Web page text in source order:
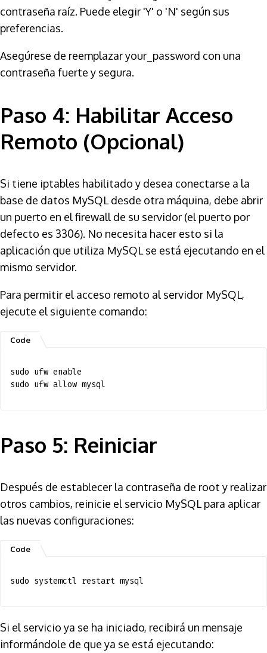
contraseña raíz. Puede elegir 'Y' o 'N' según sus
preferencias.
Asegúrese de reemplazar your_password con una
contraseña fuerte y segura.
Paso 4: Habilitar Acceso
Remoto (Opcional)
Si tiene iptables habilitado y desea conectarse a la
base de datos MySQL desde otra máquina, debe abrir
un puerto en el firewall de su servidor (el puerto por
defecto es 3306). No necesita hacer esto si la
aplicación que utiliza MySQL se está ejecutando en el
mismo servidor.
Para permitir el acceso remoto al servidor MySQL,
ejecute el siguiente comando:
sudo ufw enable
sudo ufw allow mysql
Paso 5: Reiniciar
Después de establecer la contraseña de root y realizar
otros cambios, reinicie el servicio MySQL para aplicar
las nuevas configuraciones:
sudo systemctl restart mysql
Si el servicio ya se ha iniciado, recibirá un mensaje
informándole de que ya se está ejecutando: